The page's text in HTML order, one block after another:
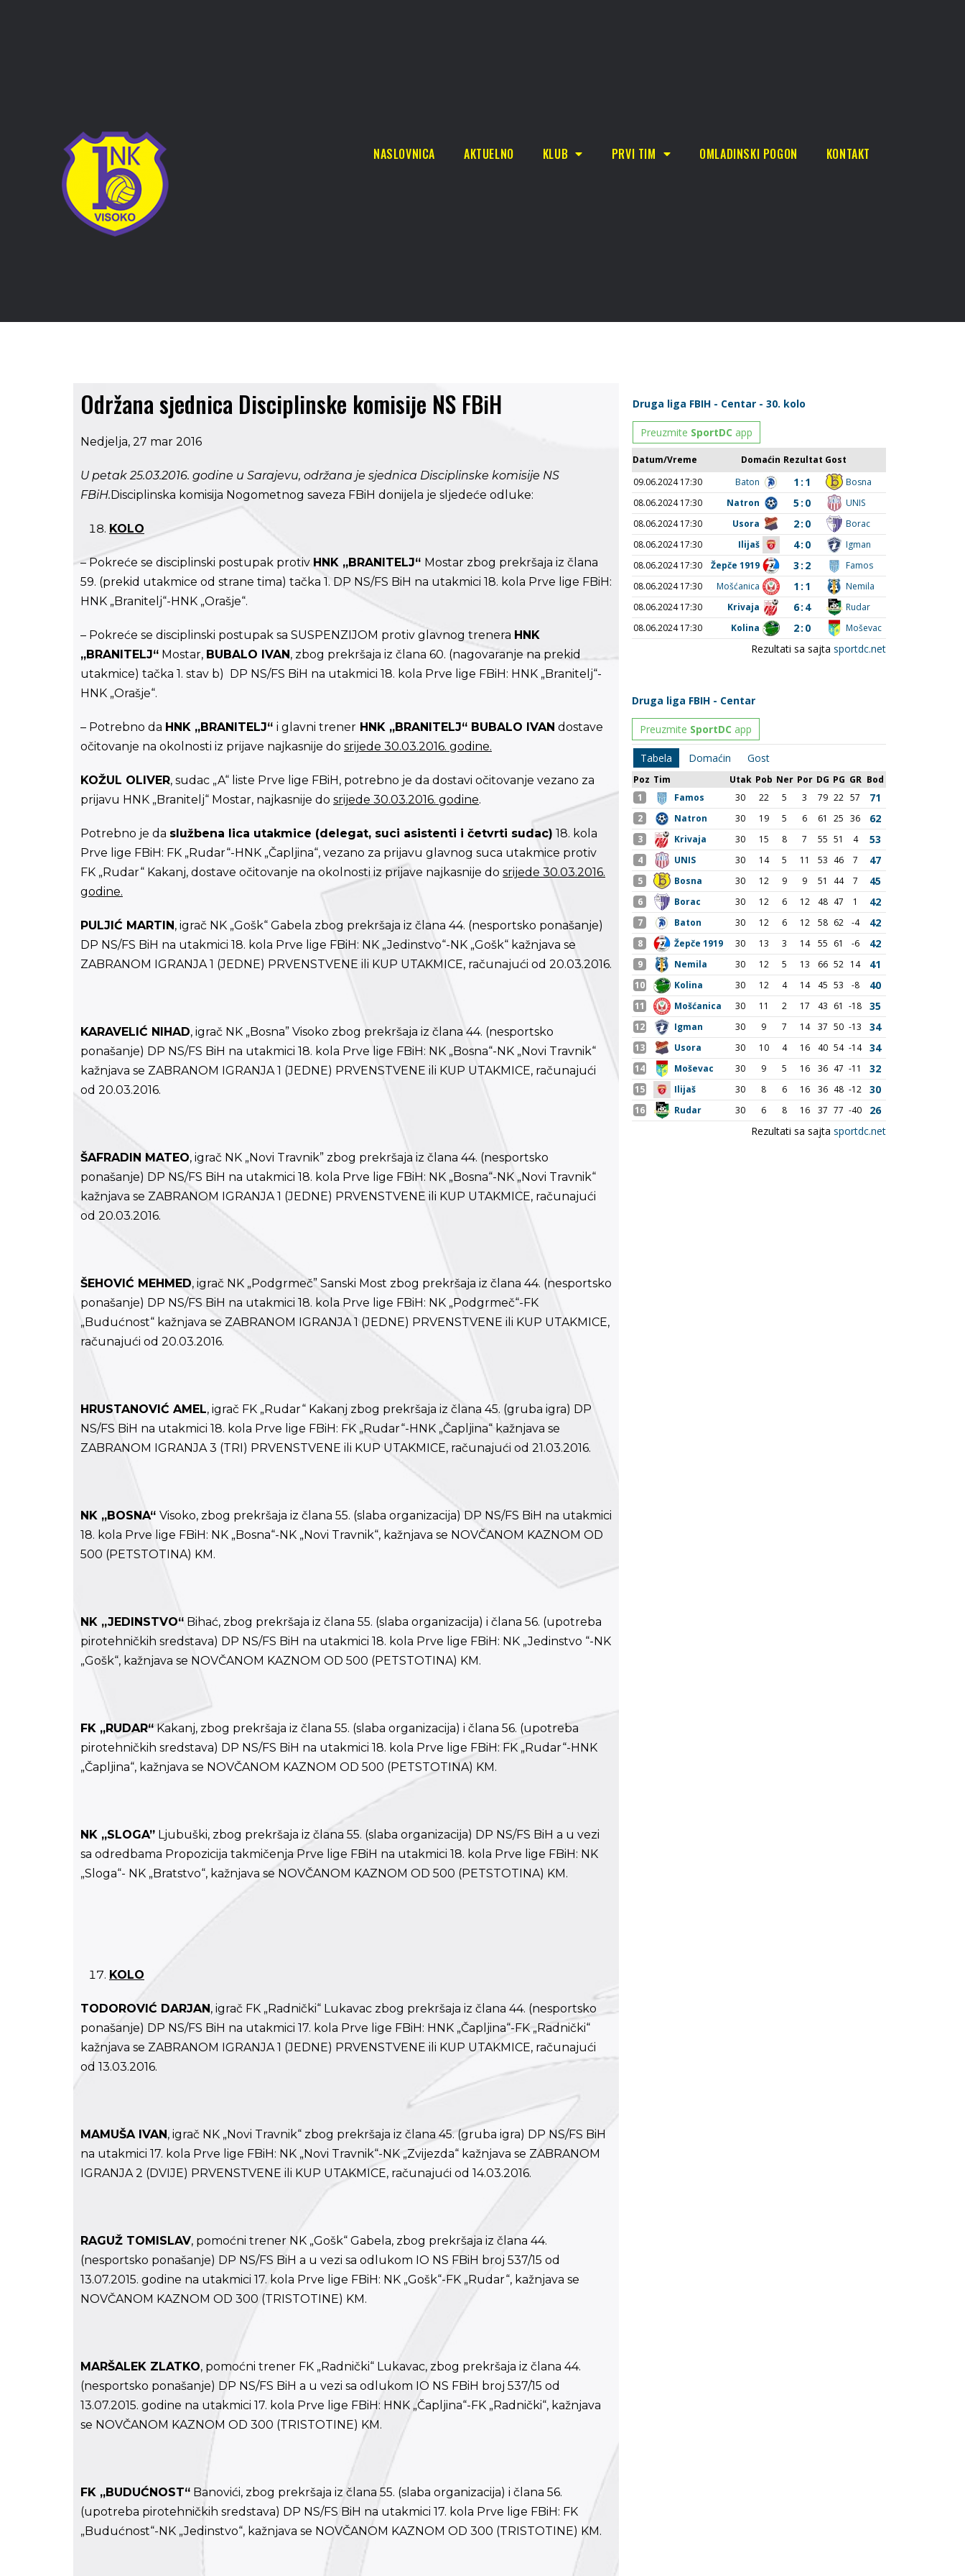
NASLOVNICA AKTUELNO KLUB PRVI TIM OMLADINSKI POGON KONTAKT
Održana sjednica Disciplinske komisije NS FBiH
Nedjelja, 27 mar 2016
U petak 25.03.2016. godine u Sarajevu, održana je sjednica Disciplinske komisije NS
FBiH.Disciplinska komisija Nogometnog saveza FBiH donijela je sljedeće odluke:
KOLO
– Pokreće se disciplinski postupak protiv HNK „BRANITELJ“ Mostar zbog prekršaja iz člana
59. (prekid utakmice od strane tima) tačka 1. DP NS/FS BiH na utakmici 18. kola Prve lige FBiH:
HNK „Branitelj“-HNK „Orašje“.
– Pokreće se disciplinski postupak sa SUSPENZIJOM protiv glavnog trenera HNK
„BRANITELJ“ Mostar, BUBALO IVAN, zbog prekršaja iz člana 60. (nagovaranje na prekid
utakmice) tačka 1. stav b) DP NS/FS BiH na utakmici 18. kola Prve lige FBiH: HNK „Branitelj“-
HNK „Orašje“.
– Potrebno da HNK „BRANITELJ“ i glavni trener HNK „BRANITELJ“ BUBALO IVAN dostave
očitovanje na okolnosti iz prijave najkasnije do srijede 30.03.2016. godine.
KOŽUL OLIVER, sudac „A“ liste Prve lige FBiH, potrebno je da dostavi očitovanje vezano za
prijavu HNK „Branitelj“ Mostar, najkasnije do srijede 30.03.2016. godine.
Potrebno je da službena lica utakmice (delegat, suci asistenti i četvrti sudac) 18. kola
Prve lige FBiH: FK „Rudar“-HNK „Čapljina“, vezano za prijavu glavnog suca utakmice protiv
FK „Rudar“ Kakanj, dostave očitovanje na okolnosti iz prijave najkasnije do srijede 30.03.2016.
godine.
PULJIĆ MARTIN, igrač NK „Gošk“ Gabela zbog prekršaja iz člana 44. (nesportsko ponašanje)
DP NS/FS BiH na utakmici 18. kola Prve lige FBiH: NK „Jedinstvo“-NK „Gošk“ kažnjava se
ZABRANOM IGRANJA 1 (JEDNE) PRVENSTVENE ili KUP UTAKMICE, računajući od 20.03.2016.
KARAVELIĆ NIHAD, igrač NK „Bosna” Visoko zbog prekršaja iz člana 44. (nesportsko
ponašanje) DP NS/FS BiH na utakmici 18. kola Prve lige FBiH: NK „Bosna“-NK „Novi Travnik“
kažnjava se ZABRANOM IGRANJA 1 (JEDNE) PRVENSTVENE ili KUP UTAKMICE, računajući
od 20.03.2016.
ŠAFRADIN MATEO, igrač NK „Novi Travnik” zbog prekršaja iz člana 44. (nesportsko
ponašanje) DP NS/FS BiH na utakmici 18. kola Prve lige FBiH: NK „Bosna“-NK „Novi Travnik“
kažnjava se ZABRANOM IGRANJA 1 (JEDNE) PRVENSTVENE ili KUP UTAKMICE, računajući
od 20.03.2016.
ŠEHOVIĆ MEHMED, igrač NK „Podgrmeč” Sanski Most zbog prekršaja iz člana 44. (nesportsko
ponašanje) DP NS/FS BiH na utakmici 18. kola Prve lige FBiH: NK „Podgrmeč“-FK
„Budućnost“ kažnjava se ZABRANOM IGRANJA 1 (JEDNE) PRVENSTVENE ili KUP UTAKMICE,
računajući od 20.03.2016.
HRUSTANOVIĆ AMEL, igrač FK „Rudar“ Kakanj zbog prekršaja iz člana 45. (gruba igra) DP
NS/FS BiH na utakmici 18. kola Prve lige FBiH: FK „Rudar“-HNK „Čapljina“ kažnjava se
ZABRANOM IGRANJA 3 (TRI) PRVENSTVENE ili KUP UTAKMICE, računajući od 21.03.2016.
NK „BOSNA“ Visoko, zbog prekršaja iz člana 55. (slaba organizacija) DP NS/FS BiH na utakmici
18. kola Prve lige FBiH: NK „Bosna“-NK „Novi Travnik“, kažnjava se NOVČANOM KAZNOM OD
500 (PETSTOTINA) KM.
NK „JEDINSTVO“ Bihać, zbog prekršaja iz člana 55. (slaba organizacija) i člana 56. (upotreba
pirotehničkih sredstava) DP NS/FS BiH na utakmici 18. kola Prve lige FBiH: NK „Jedinstvo “-NK
„Gošk“, kažnjava se NOVČANOM KAZNOM OD 500 (PETSTOTINA) KM.
FK „RUDAR“Kakanj, zbog prekršaja iz člana 55. (slaba organizacija) i člana 56. (upotreba
pirotehničkih sredstava) DP NS/FS BiH na utakmici 18. kola Prve lige FBiH: FK „Rudar“-HNK
„Čapljina“, kažnjava se NOVČANOM KAZNOM OD 500 (PETSTOTINA) KM.
NK „SLOGA” Ljubuški, zbog prekršaja iz člana 55. (slaba organizacija) DP NS/FS BiH a u vezi
sa odredbama Propozicija takmičenja Prve lige FBiH na utakmici 18. kola Prve lige FBiH: NK
„Sloga“- NK „Bratstvo“, kažnjava se NOVČANOM KAZNOM OD 500 (PETSTOTINA) KM.
KOLO
TODOROVIĆ DARJAN, igrač FK „Radnički“ Lukavac zbog prekršaja iz člana 44. (nesportsko
ponašanje) DP NS/FS BiH na utakmici 17. kola Prve lige FBiH: HNK „Čapljina“-FK „Radnički“
kažnjava se ZABRANOM IGRANJA 1 (JEDNE) PRVENSTVENE ili KUP UTAKMICE, računajući
od 13.03.2016.
MAMUŠA IVAN, igrač NK „Novi Travnik“ zbog prekršaja iz člana 45. (gruba igra) DP NS/FS BiH
na utakmici 17. kola Prve lige FBiH: NK „Novi Travnik“-NK „Zvijezda“ kažnjava se ZABRANOM
IGRANJA 2 (DVIJE) PRVENSTVENE ili KUP UTAKMICE, računajući od 14.03.2016.
RAGUŽ TOMISLAV, pomoćni trener NK „Gošk“ Gabela, zbog prekršaja iz člana 44.
(nesportsko ponašanje) DP NS/FS BiH a u vezi sa odlukom IO NS FBiH broj 537/15 od
13.07.2015. godine na utakmici 17. kola Prve lige FBiH: NK „Gošk“-FK „Rudar“, kažnjava se
NOVČANOM KAZNOM OD 300 (TRISTOTINE) KM.
MARŠALEK ZLATKO, pomoćni trener FK „Radnički“ Lukavac, zbog prekršaja iz člana 44.
(nesportsko ponašanje) DP NS/FS BiH a u vezi sa odlukom IO NS FBiH broj 537/15 od
13.07.2015. godine na utakmici 17. kola Prve lige FBiH: HNK „Čapljina“-FK „Radnički“, kažnjava
se NOVČANOM KAZNOM OD 300 (TRISTOTINE) KM.
FK „BUDUĆNOST“ Banovići, zbog prekršaja iz člana 55. (slaba organizacija) i člana 56.
(upotreba pirotehničkih sredstava) DP NS/FS BiH na utakmici 17. kola Prve lige FBiH: FK
„Budućnost“-NK „Jedinstvo“, kažnjava se NOVČANOM KAZNOM OD 300 (TRISTOTINE) KM.